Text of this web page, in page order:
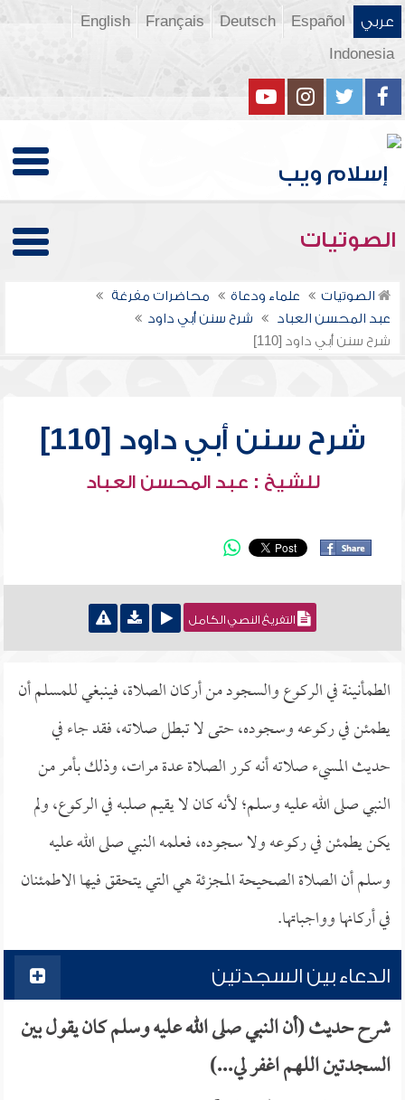
عربي Español
Deutsch
Français
English
Indonesia
الصوتيات
الصوتيات علماء ودعاة
محاضرات مفرغة
عبد المحسن العباد
شرح سنن أبي داود
شرح سنن أبي داود [110]
شرح سنن أبي داود [110]
للشيخ : عبد المحسن العباد
التفريغ النصي الكامل
الطمأنينة في الركوع والسجود من أركان الصلاة، فينبغي للمسلم أن
يطمئن في ركوعه وسجوده، حتى لا تبطل صلاته، فقد جاء في
حديث المسيء صلاته أنه كرر الصلاة عدة مرات، وذلك بأمر من
النبي صلى الله عليه وسلم؛ لأنه كان لا يقيم صلبه في الركوع، ولم
يكن يطمئن في ركوعه ولا سجوده، فعلمه النبي صلى الله عليه
وسلم أن الصلاة الصحيحة المجزئة هي التي يتحقق فيها الاطمئنان
في أركانها وواجباتها.
الدعاء بين السجدتين
شرح حديث (أن النبي صلى الله عليه وسلم كان يقول بين
السجدتين اللهم اغفر لي...)